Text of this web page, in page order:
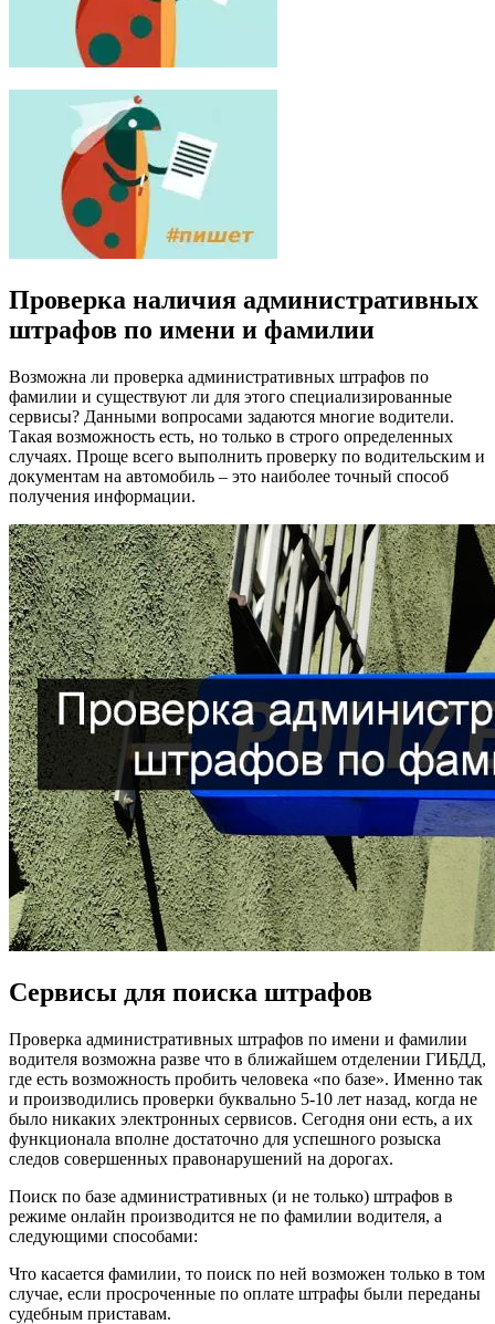
Проверка наличия административных
штрафов по имени и фамилии
Возможна ли проверка административных штрафов по
фамилии и существуют ли для этого специализированные
сервисы? Данными вопросами задаются многие водители.
Такая возможность есть, но только в строго определенных
случаях. Проще всего выполнить проверку по водительским и
документам на автомобиль – это наиболее точный способ
получения информации.
Сервисы для поиска штрафов
Проверка административных штрафов по имени и фамилии
водителя возможна разве что в ближайшем отделении ГИБДД,
где есть возможность пробить человека «по базе». Именно так
и производились проверки буквально 5-10 лет назад, когда не
было никаких электронных сервисов. Сегодня они есть, а их
функционала вполне достаточно для успешного розыска
следов совершенных правонарушений на дорогах.
Поиск по базе административных (и не только) штрафов в
режиме онлайн производится не по фамилии водителя, а
следующими способами:
Что касается фамилии, то поиск по ней возможен только в том
случае, если просроченные по оплате штрафы были переданы
судебным приставам.